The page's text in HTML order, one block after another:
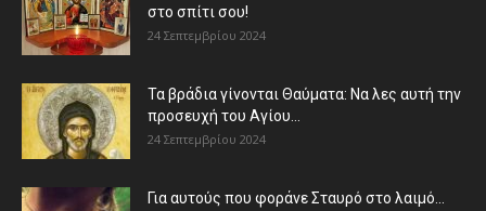
στο σπίτι σου!
24 Σεπτεμβρίου 2024
Τα βράδια γίνονται Θαύματα: Να λες αυτή την
προσευχή του Αγίου...
24 Σεπτεμβρίου 2024
Για αυτούς που φοράνε Σταυρό στο λαιμό…